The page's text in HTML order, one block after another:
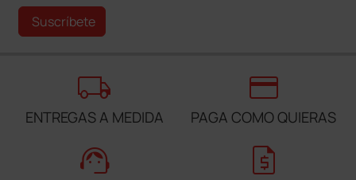
Suscríbete
local_shipping
ENTREGAS A MEDIDA
credit_card
PAGA COMO QUIERAS
support_agent request_quote